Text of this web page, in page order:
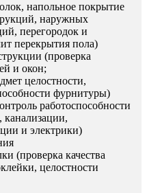
напольное покрытие
наружных
перегородок и
перекрытия пола)
(проверка
и окон;
целостности,
фурнитуры)
работоспособности
канализации,
и электрики)
(проверка качества
целостности